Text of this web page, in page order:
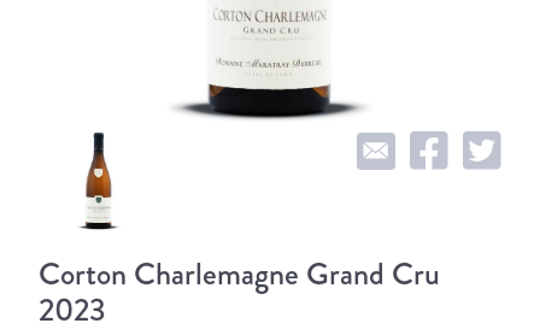
Corton Charlemagne Grand Cru
2023